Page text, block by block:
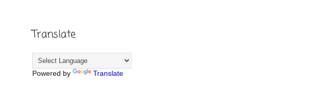
Translate
Powered by Translate